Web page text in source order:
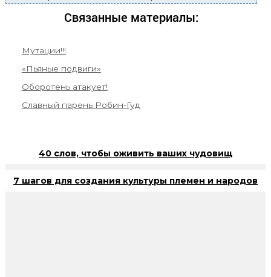
Связанные материалы:
Мутации!!!
«Пьяные подвиги»
Оборотень атакует!
Славный парень Робин-Гуд
40 слов, чтобы оживить ваших чудовищ
7 шагов для создания культуры племен и народов